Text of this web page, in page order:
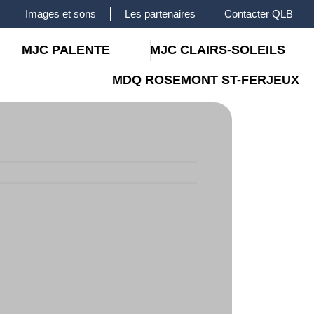
Images et sons Les partenaires Contacter QLB
MJC PALENTE MJC CLAIRS-SOLEILS
MDQ ROSEMONT ST-FERJEUX